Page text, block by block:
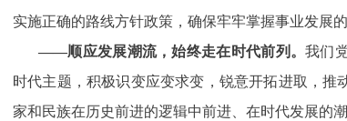
实施正确的路线方针政策，确保牢牢掌握事业发展
——顺应发展潮流，始终走在时代前列。我们
时代主题，积极识变应变求变，锐意开拓进取，推
家和民族在历史前进的逻辑中前进、在时代发展的